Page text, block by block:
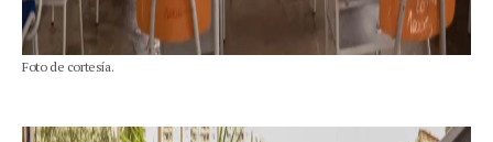
Foto de cortesía.